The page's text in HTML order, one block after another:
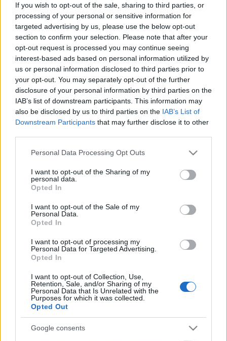
If you wish to opt-out of the sale, sharing to third parties, or
processing of your personal or sensitive information for
targeted advertising by us, please use the below opt-out
section to confirm your selection. Please note that after your
opt-out request is processed you may continue seeing
interest-based ads based on personal information utilized by
us or personal information disclosed to third parties prior to
your opt-out. You may separately opt-out of the further
disclosure of your personal information by third parties on the
IAB’s list of downstream participants. This information may
also be disclosed by us to third parties on the IAB’s List of
Downstream Participants that may further disclose it to other
Please note that this website/app uses one or more Google
not limited to your visit or usage behaviour. You may click to
grant or deny consent to Google and its third-party tags to
use your data for below specified purposes in below Google
consent section.
Personal Data Processing Opt Outs
I want to opt-out of the Sharing of my
personal data.
Opted In
I want to opt-out of the Sale of my
Personal Data.
Opted In
I want to opt-out of processing my
Personal Data for Targeted Advertising.
Opted In
I want to opt-out of Collection, Use,
Retention, Sale, and/or Sharing of my
Personal Data that Is Unrelated with the
Purposes for which it was collected.
Opted Out
Google consents
Hogyan legyek érdekes a sajtónak?
koczka_mate 2015. április 08.
http://www.vallalkozzitthon.hu/hirek/Hogyan-
legyek-erdekes-a-sajtonak- Hogyan legyek érdekes a
sajtónak? Minden vállalkozás tele van jó témákkal,
csak meg kell találni őket, és eljuttatni a megfelelő
helyekre. A PR tanácsadó ebben segít. Szerencsére
egyre több vállalkozás…
10 hasznos tipp kapcsolatépítésre a
médiával
koczka_mate•2014. július 20.
újságírókkal való kapcsolatépítés! Ha profi
szeretnél lenni a PR-ban, nem elég megtalálni
hanem megfelelően is kell bánnod velük. A lenti
tippek segítenek abban, hogy az…
A blogger az új újságíró
koczka_mate•2014. január 27.
Sokat meséltem már arról, hogy mennyire fontos az